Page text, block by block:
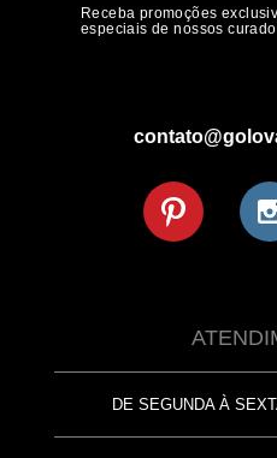
Receba promoções
especiais de nossos
DE SEGUNDA À